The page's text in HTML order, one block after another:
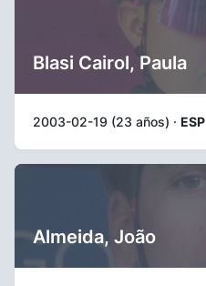
Blasi Cairol, Paula
2003-02-19 (23 años) · ESP
Almeida, João